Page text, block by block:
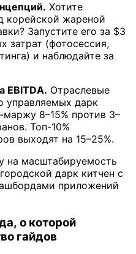
Хотите
корейской жареной
Запустите его за $3
затрат (фотосессия,
и наблюдайте за
EBITDA. Отраслевые
управляемых дарк
маржу 8–15% против 3–
Топ-10%
выходят на 15–25%.
на масштабируемость
дарк китчен с
приложений
о которой
гайдов